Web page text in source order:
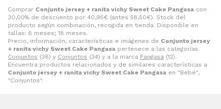
Comprar Conjunto jersey + ranita vichy Sweet Cake Pangasa con
30,00% de descuento por 40,95€ (antes 58,50€). Stock del
producto según combinación, recogida en tienda. Disponible en
tallas: 6 meses; 18 meses.
Precio, información, características e imágenes de Conjunto jersey
+ ranita vichy Sweet Cake Pangasa pertenece a las categorías
Conjuntos (38) y Conjuntos (34) y a la marca Pangasa (12).
Encuentra productos relacionados y de similares características a
Conjunto jersey + ranita vichy Sweet Cake Pangasa en "Bebé",
"Conjuntos".